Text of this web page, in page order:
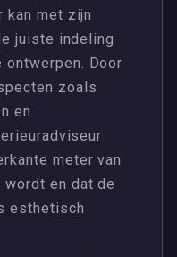
kan met zijn
juiste indeling
Door
zoals
en
meter van
en dat de
esthetisch